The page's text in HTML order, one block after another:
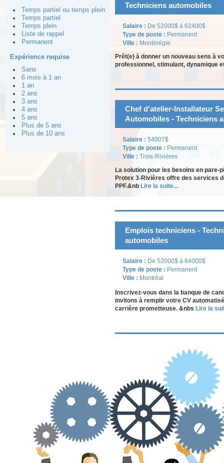
Temps partiel ou temps plein
Temps partiel
Temps plein
Liste de rappel
Permanent
Expérience requise
Sans
6 mois à 1 an
1 an
2 ans
3 ans
4 ans
5 ans
Plus de 5 ans
Plus de 10 ans
Techniciens automobiles
Salaire : De 52000$ à 62400$
Type de poste : Permanent
Ville : Montérégie
Prêt(e) à donner un nouveau sens à
professionnel, stimulant, dynamique
Chef d'atelier-Installateur
Automobiles - Techniciens
Salaire : 54007$
Type de poste : Permanent
Ville : Trois-Rivières
La solution pour les besoins en
Protex 3-Rivières offre des services
PPF.&nb Lire la suite...
Emplois techniciens -
automobiles
Salaire : De 52000$ à 64000$
Type de poste : Permanent
Ville : Montréal
Inscrivez-vous dans la banque de
invitons à remplir votre CV
carrière prometteuse. &nbs Lire la